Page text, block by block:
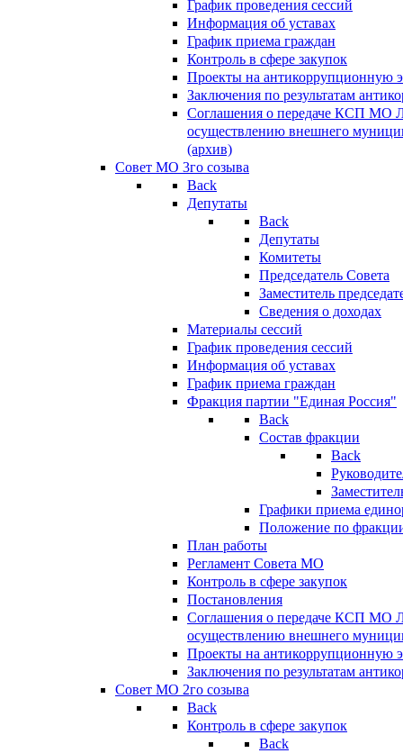
График проведения сессий
Информация об уставах
График приема граждан
Контроль в сфере закупок
Проекты на антикоррупционную
Заключения по результатам
Соглашения о передаче КСП МО
осуществлению внешнего
(архив)
Совет МО 3го созыва
Back
Депутаты
Back
Депутаты
Комитеты
Председатель Совета
Заместитель
Сведения о доходах
Материалы сессий
График проведения сессий
Информация об уставах
График приема граждан
Фракция партии "Единая Россия"
Back
Состав фракции
Back
Графики приема
Положение по
План работы
Регламент Совета МО
Контроль в сфере закупок
Постановления
Соглашения о передаче КСП МО
осуществлению внешнего
Проекты на антикоррупционную
Заключения по результатам
Совет МО 2го созыва
Back
Контроль в сфере закупок
Back